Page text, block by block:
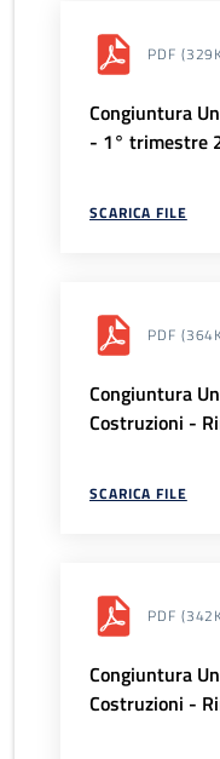
PDF
Congiuntura
- 1° trimestre
SCARICA FILE
PDF
Congiuntura
Costruzioni -
SCARICA FILE
PDF
Congiuntura
Costruzioni -